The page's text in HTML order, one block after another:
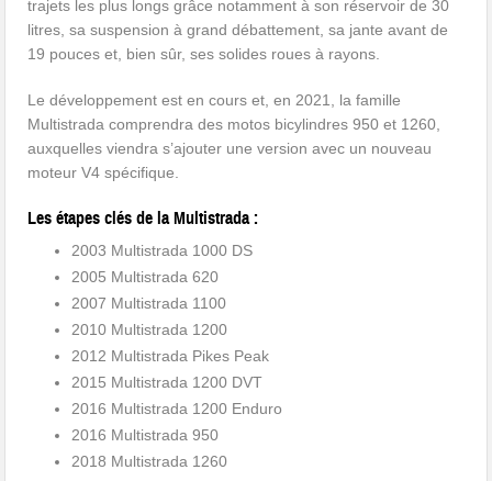
trajets les plus longs grâce notamment à son réservoir de 30
litres, sa suspension à grand débattement, sa jante avant de
19 pouces et, bien sûr, ses solides roues à rayons.
Le développement est en cours et, en 2021, la famille
Multistrada comprendra des motos bicylindres 950 et 1260,
auxquelles viendra s’ajouter une version avec un nouveau
moteur V4 spécifique.
Les étapes clés de la Multistrada :
2003 Multistrada 1000 DS
2005 Multistrada 620
2007 Multistrada 1100
2010 Multistrada 1200
2012 Multistrada Pikes Peak
2015 Multistrada 1200 DVT
2016 Multistrada 1200 Enduro
2016 Multistrada 950
2018 Multistrada 1260